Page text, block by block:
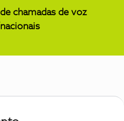
chamadas de voz